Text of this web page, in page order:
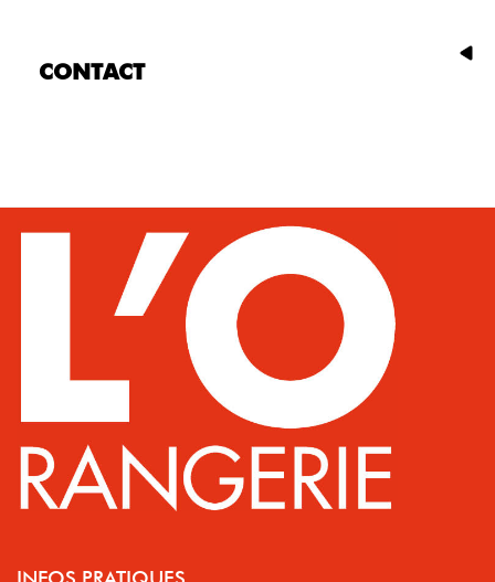
CONTACT
INFOS PRATIQUES